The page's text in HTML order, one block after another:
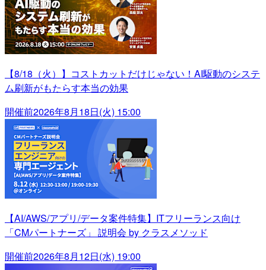
【8/18（火）】コストカットだけじゃない！AI駆動のシステ
ム刷新がもたらす本当の効果
開催前2026年8月18日(火) 15:00
【AI/AWS/アプリ/データ案件特集】ITフリーランス向け
「CMパートナーズ」 説明会 by クラスメソッド
開催前2026年8月12日(水) 19:00